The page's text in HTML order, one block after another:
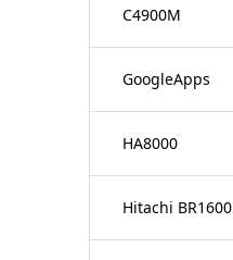
C4900M
GoogleApps
HA8000
Hitachi BR1600